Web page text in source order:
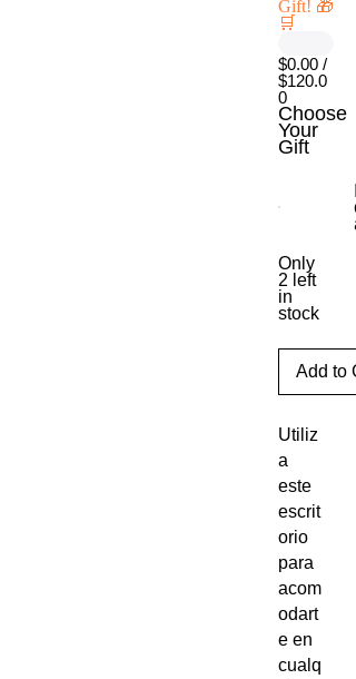
Gift! 🎁
🛒
$0.00 /
$120.0
0
Choose
Your
Gift
Only
2 left
in
stock
Add to
Utiliz
a
este
escrit
orio
para
acom
odart
e en
cualq